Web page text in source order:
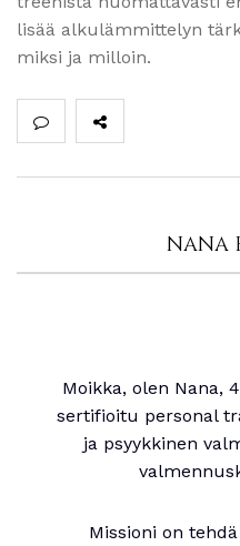
lisää alkulämmittelyn
miksi ja milloin.
NANA
Moikka, olen Nana,
sertifioitu personal
ja psyykkinen
Missioni on